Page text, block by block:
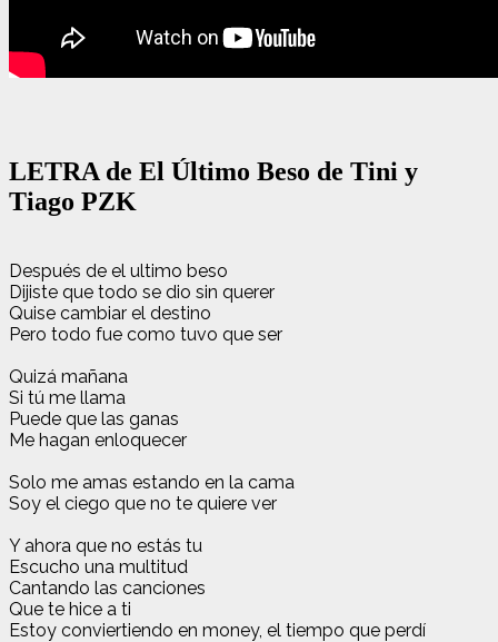
LETRA de El Último Beso de Tini y
Tiago PZK
Después de el ultimo beso
Dijiste que todo se dio sin querer
Quise cambiar el destino
Pero todo fue como tuvo que ser
Quizá mañana
Si tú me llama
Puede que las ganas
Me hagan enloquecer
Solo me amas estando en la cama
Soy el ciego que no te quiere ver
Y ahora que no estás tu
Escucho una multitud
Cantando las canciones
Que te hice a ti
Estoy conviertiendo en money, el tiempo que perdí